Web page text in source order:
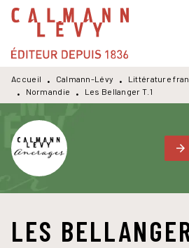
MENU RECHERCHE
PIED DE PAGE
Accueil • Calmann-Lévy • Littérature
•
Normandie • Les Bellanger T.1
arrow_forward
LES